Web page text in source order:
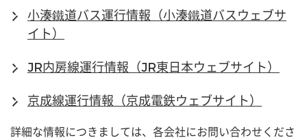
小湊鐵道バス運行情報（小湊鐵道バスウェブサ
イト）
JR内房線運行情報（JR東日本ウェブサイト）
京成線運行情報（京成電鉄ウェブサイト）
詳細な情報につきましては、各会社にお問い合わせくださ